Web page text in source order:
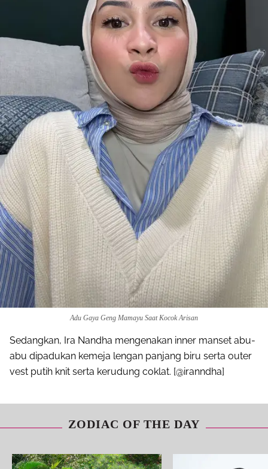
Adu Gaya Geng Mamayu Saat Kocok Arisan
Sedangkan, Ira Nandha mengenakan inner manset abu-
abu dipadukan kemeja lengan panjang biru serta outer
vest putih knit serta kerudung coklat. [@iranndha]
ZODIAC OF THE DAY